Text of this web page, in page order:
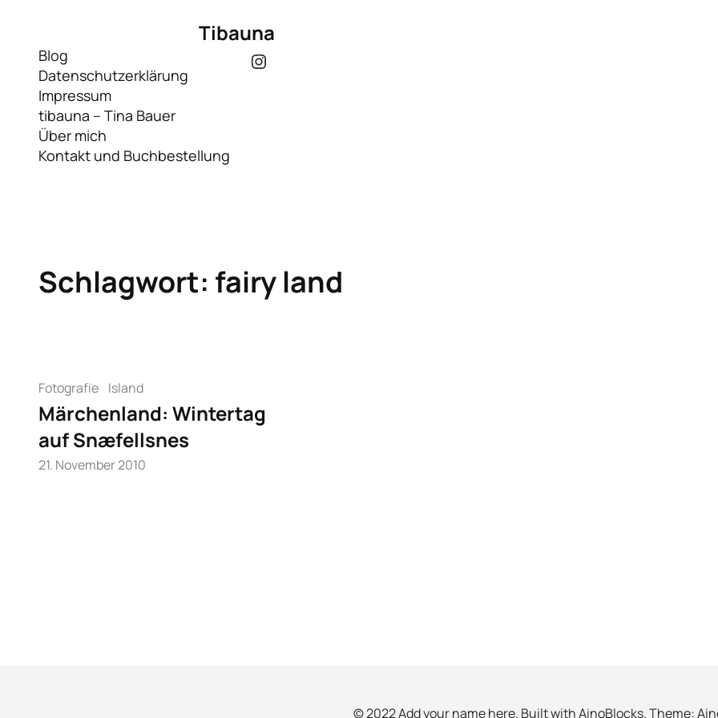
springen
Tibauna
Blog
Datenschutzerklärung
Impressum
tibauna – Tina Bauer
Über mich
Kontakt und Buchbestellung
Instagram
Schlagwort: fairy land
Fotografie Island
Märchenland: Wintertag
auf Snæfellsnes
21. November 2010
© 2022 Add your name here. Built withAinoBlocks. Theme: